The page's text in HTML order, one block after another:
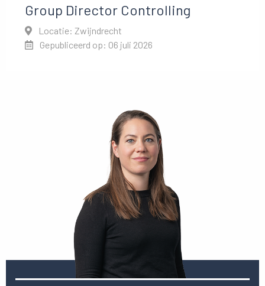
Group Director Controlling
Locatie: Zwijndrecht
Gepubliceerd op: 06 juli 2026